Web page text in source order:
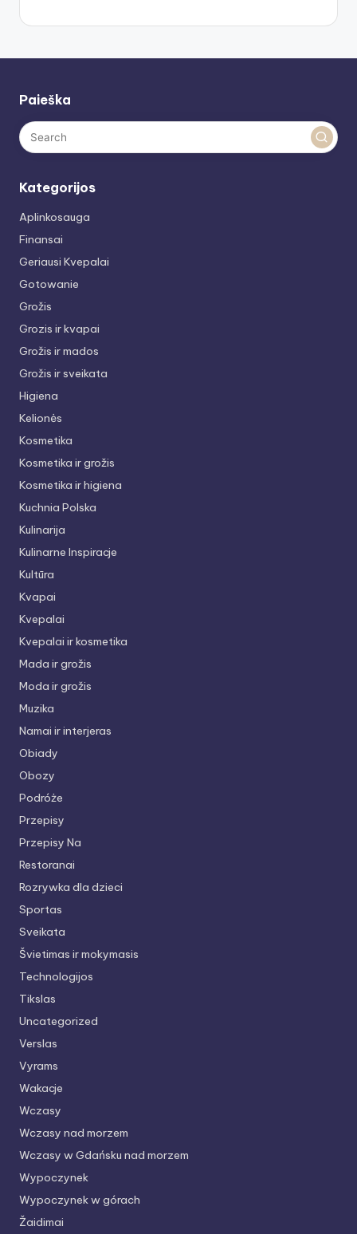
Paieška
Kategorijos
Aplinkosauga
Finansai
Geriausi Kvepalai
Gotowanie
Grožis
Grozis ir kvapai
Grožis ir mados
Grožis ir sveikata
Higiena
Kelionės
Kosmetika
Kosmetika ir grožis
Kosmetika ir higiena
Kuchnia Polska
Kulinarija
Kulinarne Inspiracje
Kultūra
Kvapai
Kvepalai
Kvepalai ir kosmetika
Mada ir grožis
Moda ir grožis
Muzika
Namai ir interjeras
Obiady
Obozy
Podróże
Przepisy
Przepisy Na
Restoranai
Rozrywka dla dzieci
Sportas
Sveikata
Švietimas ir mokymasis
Technologijos
Tikslas
Uncategorized
Verslas
Vyrams
Wakacje
Wczasy
Wczasy nad morzem
Wczasy w Gdańsku nad morzem
Wypoczynek
Wypoczynek w górach
Žaidimai